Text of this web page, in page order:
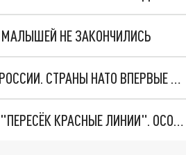
НЕ ЗАКОНЧИЛИСЬ
"ОЧЕНЬ ПЛОХИЕ НОВОСТИ": БОЛЬШАЯ ОШИБКА PALANTIR В РОССИИ. СТРАНЫ НАТО ВПЕРВЫЕ ЗА СВО ОСТАНОВИЛИ ПОСТАВКИ ОРУЖИЯ. ВСУ ТЕРЯЮТ ПРИГРАНИЧЬЕ?
"ТЕРПЕНИЕ ПУТИНА ЛОПНУЛО". РЕКОРДНЫЙ УДАР ПО КИЕВУ "ПЕРЕСЁК КРАСНЫЕ ЛИНИИ". ОСОБЫЕ СПЕЦЫ КНДР НА ЛБС? ТАЙНЫЕ ПЕРЕГОВОРЫ ЕВРОПЫ И МОСКВЫ